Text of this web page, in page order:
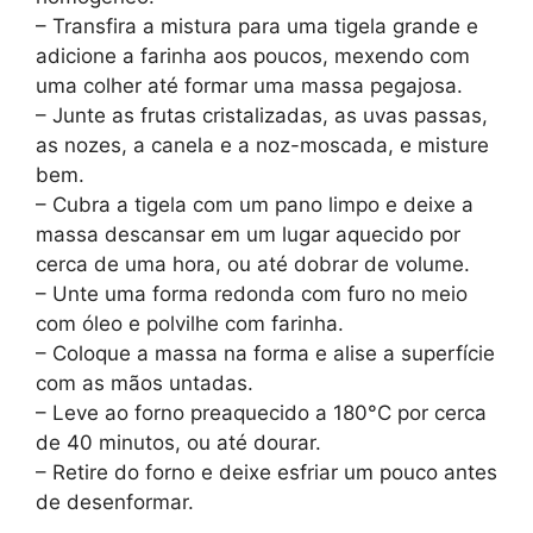
– Transfira a mistura para uma tigela grande e
adicione a farinha aos poucos, mexendo com
uma colher até formar uma massa pegajosa.
– Junte as frutas cristalizadas, as uvas passas,
as nozes, a canela e a noz-moscada, e misture
bem.
– Cubra a tigela com um pano limpo e deixe a
massa descansar em um lugar aquecido por
cerca de uma hora, ou até dobrar de volume.
– Unte uma forma redonda com furo no meio
com óleo e polvilhe com farinha.
– Coloque a massa na forma e alise a superfície
com as mãos untadas.
– Leve ao forno preaquecido a 180°C por cerca
de 40 minutos, ou até dourar.
– Retire do forno e deixe esfriar um pouco antes
de desenformar.